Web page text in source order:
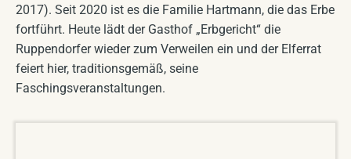
2017). Seit 2020 ist es die Familie Hartmann, die das Erbe
fortführt. Heute lädt der Gasthof „Erbgericht“ die
Ruppendorfer wieder zum Verweilen ein und der Elferrat
feiert hier, traditionsgemäß, seine
Faschingsveranstaltungen.